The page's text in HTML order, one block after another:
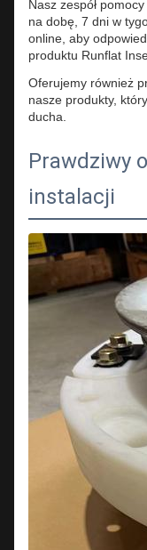
Nasz zespół
na dobę, 7 dni w
online, aby
produktu Runflat
Oferujemy również
nasze produkty,
ducha.
Prawdziwy
instalacji